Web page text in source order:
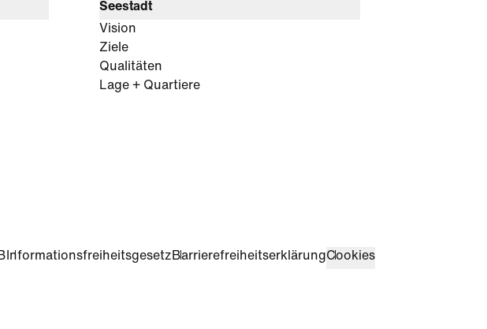
Seestadt
Vision
Ziele
Qualitäten
Lage + Quartiere
InformationsfreiheitsgesetzBarrierefreiheitserklärungCookies